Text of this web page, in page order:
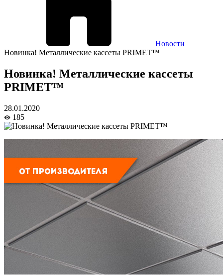
Новости
Новинка! Металлические кассеты PRIMET™
Новинка! Металлические кассеты
PRIMET™
28.01.2020
185